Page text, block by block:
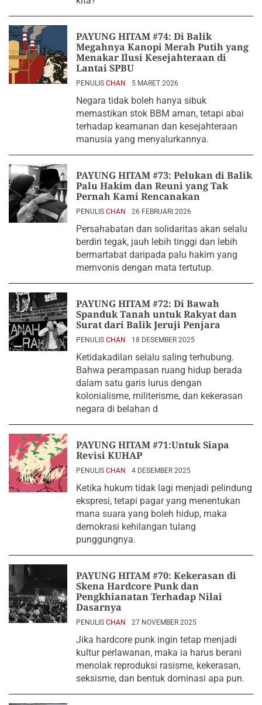
PAYUNG HITAM #74: Di Balik
Megahnya Kanopi Merah Putih yang
Menakar Ilusi Kesejahteraan di
Lantai SPBU
PENULIS CHAN 5 MARET 2026
Negara tidak boleh hanya sibuk
memastikan stok BBM aman, tetapi abai
terhadap keamanan dan kesejahteraan
manusia yang menyalurkannya.
PAYUNG HITAM #73: Pelukan di Balik
Palu Hakim dan Reuni yang Tak
Pernah Kami Rencanakan
PENULIS CHAN 26 FEBRUARI 2026
Persahabatan dan solidaritas akan selalu
berdiri tegak, jauh lebih tinggi dan lebih
bermartabat daripada palu hakim yang
memvonis dengan mata tertutup.
PAYUNG HITAM #72: Di Bawah
Spanduk Tanah untuk Rakyat dan
Surat dari Balik Jeruji Penjara
PENULIS CHAN 18 DESEMBER 2025
Ketidakadilan selalu saling terhubung.
Bahwa perampasan ruang hidup berada
dalam satu garis lurus dengan
kolonialisme, militerisme, dan kekerasan
negara di belahan d
PAYUNG HITAM #71:Untuk Siapa
Revisi KUHAP
PENULIS CHAN 4 DESEMBER 2025
Ketika hukum tidak lagi menjadi pelindung
ekspresi, tetapi pagar yang menentukan
mana suara yang boleh hidup, maka
demokrasi kehilangan tulang
punggungnya.
PAYUNG HITAM #70: Kekerasan di
Skena Hardcore Punk dan
Pengkhianatan Terhadap Nilai
Dasarnya
PENULIS CHAN 27 NOVEMBER 2025
Jika hardcore punk ingin tetap menjadi
kultur perlawanan, maka ia harus berani
menolak reproduksi rasisme, kekerasan,
seksisme, dan bentuk dominasi apa pun.